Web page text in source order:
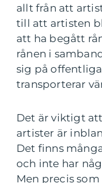
allt från att
till att artisten
att ha begått
rånen i
sig på
transporterar
Det är viktigt
artister är
Det finns
och inte har
Men precis